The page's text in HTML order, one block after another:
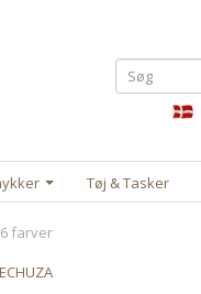
Tøj & Tasker
farver